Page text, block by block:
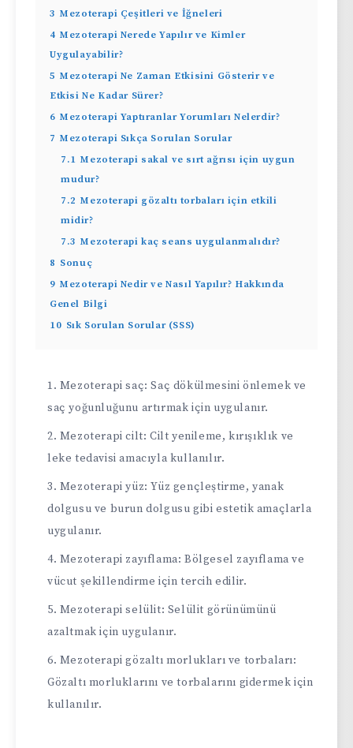
3 Mezoterapi Çeşitleri ve İğneleri
4 Mezoterapi Nerede Yapılır ve Kimler
Uygulayabilir?
5 Mezoterapi Ne Zaman Etkisini Gösterir ve
Etkisi Ne Kadar Sürer?
6 Mezoterapi Yaptıranlar Yorumları Nelerdir?
7 Mezoterapi Sıkça Sorulan Sorular
7.1 Mezoterapi sakal ve sırt ağrısı için uygun
mudur?
7.2 Mezoterapi gözaltı torbaları için etkili
midir?
7.3 Mezoterapi kaç seans uygulanmalıdır?
8 Sonuç
9 Mezoterapi Nedir ve Nasıl Yapılır? Hakkında
Genel Bilgi
10 Sık Sorulan Sorular (SSS)
Mezoterapi saç: Saç dökülmesini önlemek ve
saç yoğunluğunu artırmak için uygulanır.
Mezoterapi cilt: Cilt yenileme, kırışıklık ve
leke tedavisi amacıyla kullanılır.
Mezoterapi yüz: Yüz gençleştirme, yanak
dolgusu ve burun dolgusu gibi estetik amaçlarla
uygulanır.
Mezoterapi zayıflama: Bölgesel zayıflama ve
vücut şekillendirme için tercih edilir.
Mezoterapi selülit: Selülit görünümünü
azaltmak için uygulanır.
Mezoterapi gözaltı morlukları ve torbaları:
Gözaltı morluklarını ve torbalarını gidermek için
kullanılır.